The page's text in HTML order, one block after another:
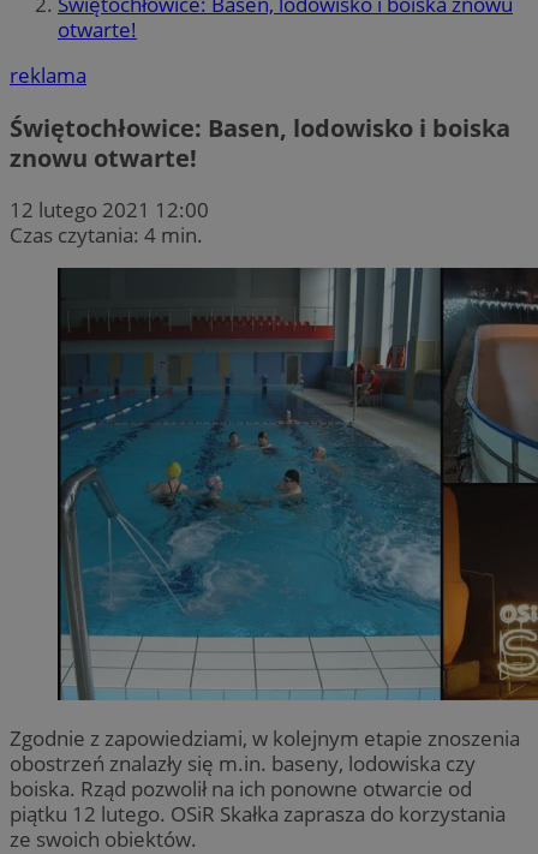
otwarte!
reklama
Świętochłowice: Basen, lodowisko i boiska
znowu otwarte!
12 lutego 2021 12:00
Czas czytania: 4 min.
Zgodnie z zapowiedziami, w kolejnym etapie znoszenia
obostrzeń znalazły się m.in. baseny, lodowiska czy
boiska. Rząd pozwolił na ich ponowne otwarcie od
piątku 12 lutego. OSiR Skałka zaprasza do korzystania
ze swoich obiektów.